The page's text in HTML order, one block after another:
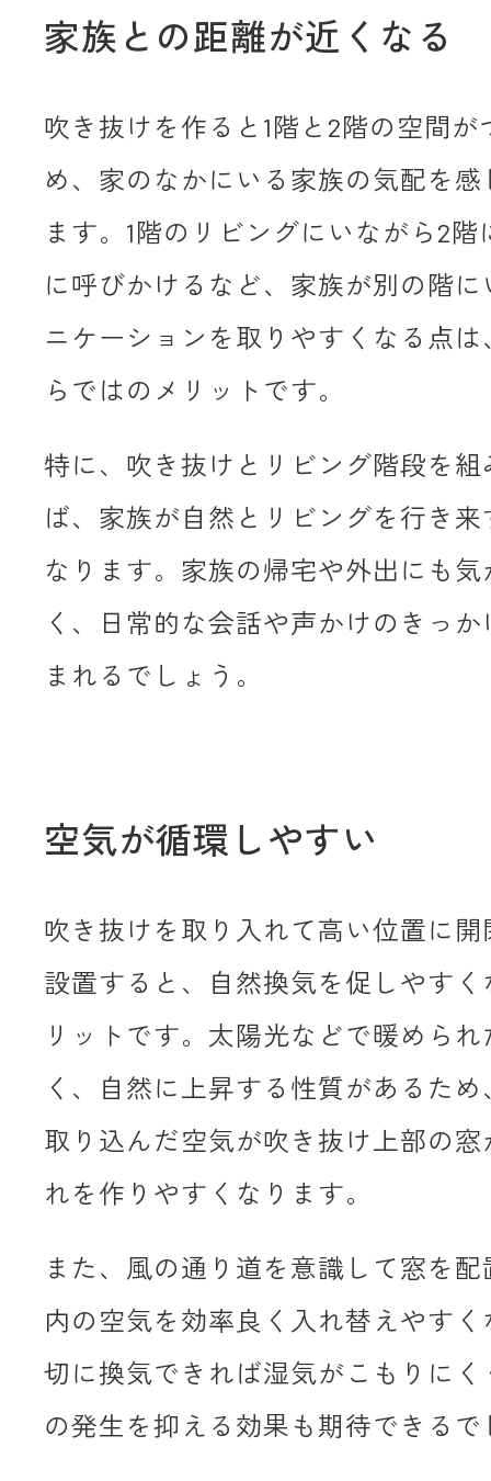
家族との距離が近くなる
吹き抜けを作ると1階と2階の空間が
め、家のなかにいる家族の気配を
ます。1階のリビングにいながら2
に呼びかけるなど、家族が別の階
ニケーションを取りやすくなる点
らではのメリットです。
特に、吹き抜けとリビング階段を
ば、家族が自然とリビングを行き
なります。家族の帰宅や外出にも
く、日常的な会話や声かけのきっ
まれるでしょう。
空気が循環しやすい
吹き抜けを取り入れて高い位置に
設置すると、自然換気を促しやす
リットです。太陽光などで暖めら
く、自然に上昇する性質があるため
取り込んだ空気が吹き抜け上部の
れを作りやすくなります。
また、風の通り道を意識して窓を
内の空気を効率良く入れ替えやす
切に換気できれば湿気がこもりに
の発生を抑える効果も期待できるで